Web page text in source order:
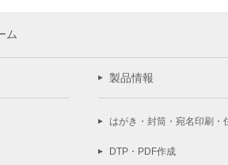
ム
製品情報
はがき・封筒・宛名印刷・
DTP・PDF作成